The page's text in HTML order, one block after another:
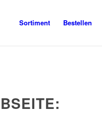
Sortiment Bestellen